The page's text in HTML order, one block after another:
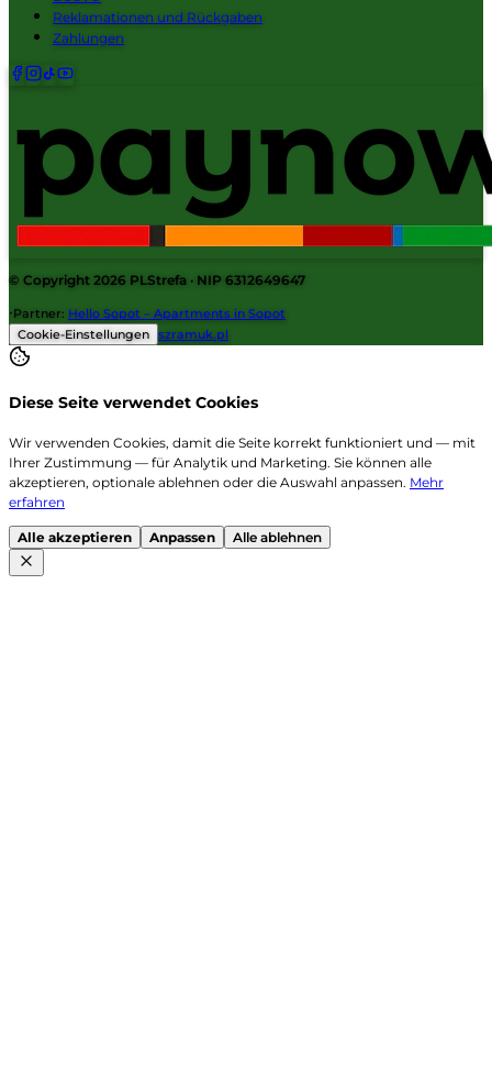
Reklamationen und Rückgaben
Zahlungen
© Copyright 2026 PLStrefa · NIP 6312649647
·Partner: Hello Sopot – Apartments in Sopot
Cookie-Einstellungen szramuk.pl
Diese Seite verwendet Cookies
Wir verwenden Cookies, damit die Seite korrekt funktioniert und — mit
Ihrer Zustimmung — für Analytik und Marketing. Sie können alle
akzeptieren, optionale ablehnen oder die Auswahl anpassen. Mehr
erfahren
Alle akzeptieren Anpassen Alle ablehnen